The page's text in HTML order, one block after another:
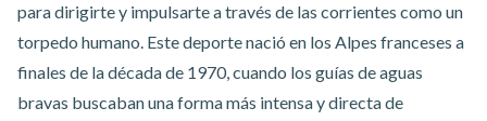
para dirigirte y impulsarte a través de las corrientes como un
torpedo humano. Este deporte nació en los Alpes franceses a
finales de la década de 1970, cuando los guías de aguas
bravas buscaban una forma más intensa y directa de